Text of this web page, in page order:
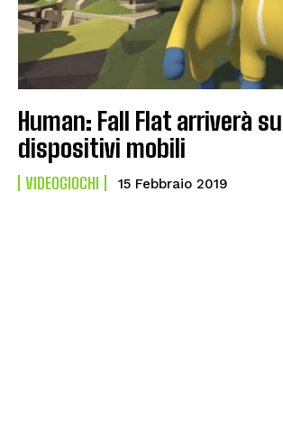
Human: Fall Flat arriverà su
dispositivi mobili
VIDEOGIOCHI 15 Febbraio 2019